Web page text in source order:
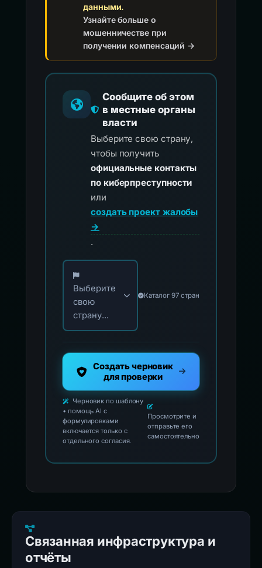
данными.
Узнайте больше о
мошенничестве при
получении компенсаций →
Сообщите об этом
в местные органы
власти
Выберите свою страну,
чтобы получить
официальные контакты
по киберпреступности
или
создать проект жалобы
→
.
Выберите свою страну для официальных
Выберите
свою
страну...
Каталог 97 стран
Создать черновик
для проверки
Черновик по шаблону
• помощь AI с
формулировками
включается только с
отдельного согласия.
Просмотрите и
отправьте его
самостоятельно
Связанная инфраструктура и
отчёты